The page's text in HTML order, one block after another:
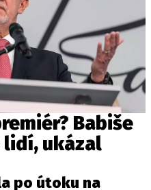
Babiše
lidí, ukázal
po útoku na